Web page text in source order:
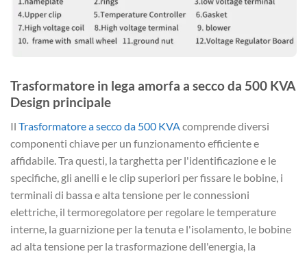
Trasformatore in lega amorfa a secco da 500 KVA
Design principale
Il Trasformatore a secco da 500 KVAcomprende diversi
componenti chiave per un funzionamento efficiente e
affidabile. Tra questi, la targhetta per l'identificazione e le
specifiche, gli anelli e le clip superiori per fissare le bobine, i
terminali di bassa e alta tensione per le connessioni
elettriche, il termoregolatore per regolare le temperature
interne, la guarnizione per la tenuta e l'isolamento, le bobine
ad alta tensione per la trasformazione dell'energia, la